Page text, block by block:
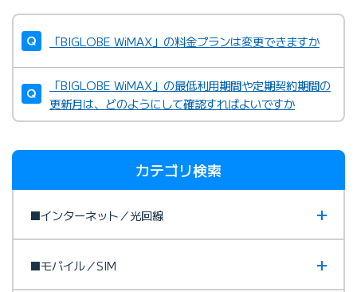
「BIGLOBE WiMAX」の料金プランは変更できますか
「BIGLOBE WiMAX」の最低利用期間や定期契約期間の
更新月は、どのようにして確認すればよいですか
カテゴリ検索
■インターネット／光回線
■モバイル／SIM